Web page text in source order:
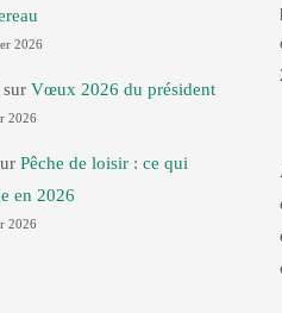
2026
surVœux 2026 du président
2026
Pêche de loisir : ce qui
en 2026
2026